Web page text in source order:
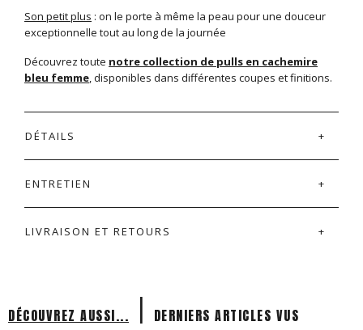
Son petit plus : on le porte à même la peau pour une douceur
exceptionnelle tout au long de la journée
Découvrez toute notre collection de pulls en cachemire
bleu femme, disponibles dans différentes coupes et finitions.
DÉTAILS
ENTRETIEN
LIVRAISON ET RETOURS
DÉCOUVREZ AUSSI... | DERNIERS ARTICLES VUS